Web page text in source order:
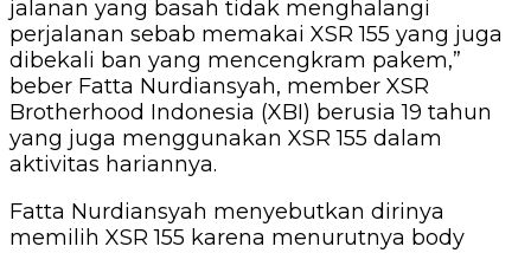
jalanan yang basah tidak menghalangi
perjalanan sebab memakai XSR 155 yang juga
dibekali ban yang mencengkram pakem,”
beber Fatta Nurdiansyah, member XSR
Brotherhood Indonesia (XBI) berusia 19 tahun
yang juga menggunakan XSR 155 dalam
aktivitas hariannya.
Fatta Nurdiansyah menyebutkan dirinya
memilih XSR 155 karena menurutnya body